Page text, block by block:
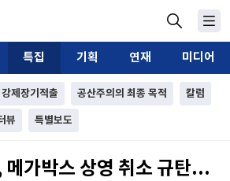
특집 기획 연재 미디어
제장기적출 공산주의의 최종 목적 칼럼
뷰 특별보도
메가박스 상영 취소 규탄...